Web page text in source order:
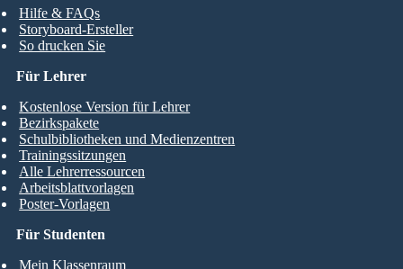
Hilfe & FAQs
Storyboard-Ersteller
So drucken Sie
Für Studenten
Mein Klassenraum
Für Lehrer
Kostenlose Version für Lehrer
Bezirkspakete
Schulbibliotheken und Medienzentren
Trainingssitzungen
Alle Lehrerressourcen
Arbeitsblattvorlagen
Poster-Vorlagen